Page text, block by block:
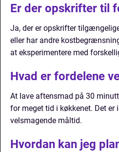
Er der opskrifter til
Ja, der er opskrifter
eller har andre
at eksperimentere med
Hvad er fordelene
At lave aftensmad på 30
for meget tid i køkkenet. Det er
velsmagende måltid.
Hvordan kan jeg